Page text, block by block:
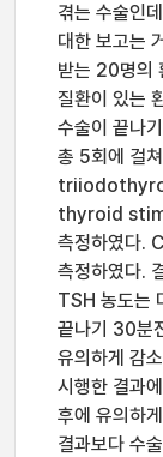
겪는 수술인
대한 보고는
받는 20명의
질환이 있는
수술이 끝나
총 5회에 걸
thyroid
측정하였다.
측정하였다.
TSH 농도는
끝나기 30분
유의하게 감
시행한 결과
후에 유의하
결과보다 수